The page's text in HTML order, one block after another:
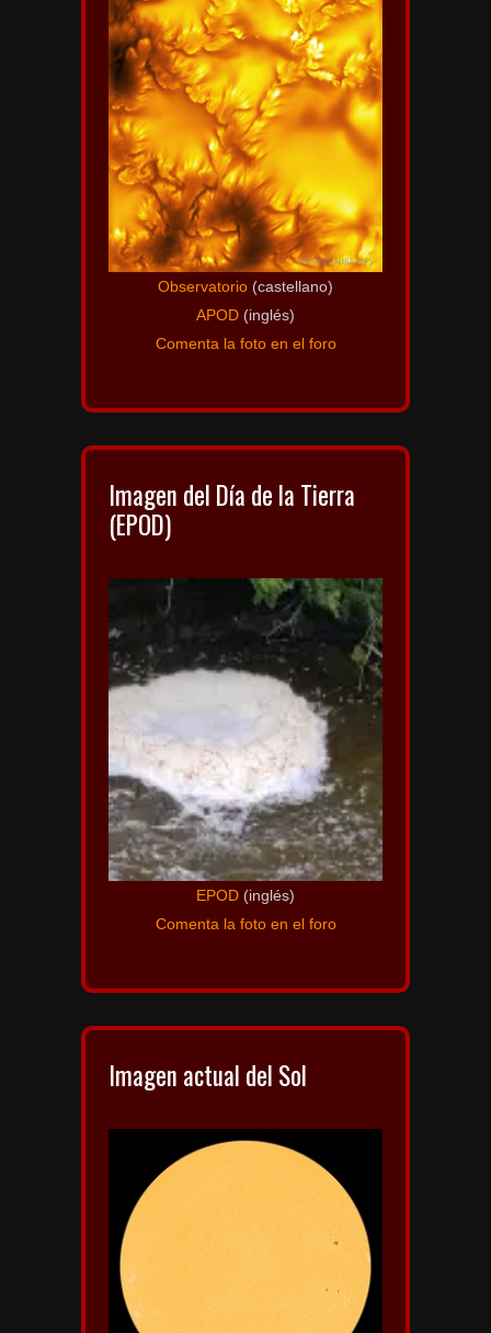
Observatorio (castellano)
APOD (inglés)
Comenta la foto en el foro
Imagen del Día de la Tierra
(EPOD)
EPOD (inglés)
Comenta la foto en el foro
Imagen actual del Sol